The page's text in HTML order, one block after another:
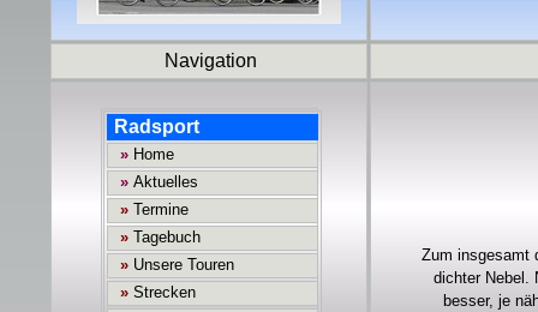
Navigation
Zum insgesamt
dichter Nebel.
besser, je